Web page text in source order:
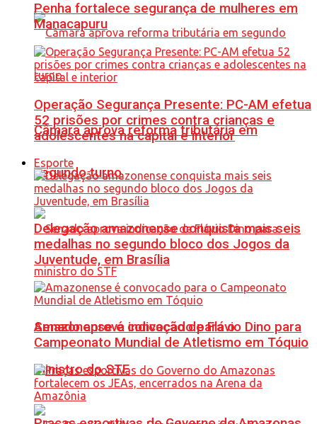
Câmara aprova reforma tributária em
segundo turno
Senado aprova indicação de Flávio Dino para
ministro do STF
Penha fortalece segurança de mulheres em
Manacapuru
Operação Segurança Presente: PC-AM efetua
52 prisões por crimes contra crianças e
adolescentes na capital e interior
Esporte
Delegação amazonense conquista mais seis
medalhas no segundo bloco dos Jogos da
Juventude, em Brasília
Amazonense é convocado para o
Campeonato Mundial de Atletismo em Tóquio